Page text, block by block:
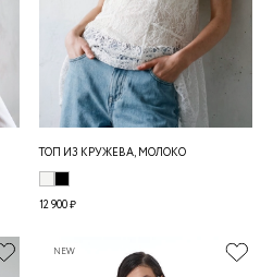
ТОП ИЗ КРУЖЕВА, МОЛОКО
12 900 ₽
NEW